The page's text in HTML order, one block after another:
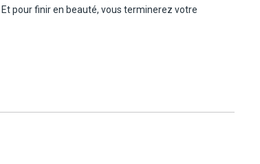
pour finir en beauté, vous terminerez votre